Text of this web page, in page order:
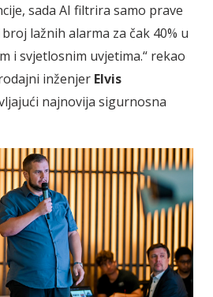
sada AI filtrira samo prave
lažnih alarma za čak 40% u
i svjetlosnim uvjetima.“ rekao
inženjer Elvis
najnovija sigurnosna